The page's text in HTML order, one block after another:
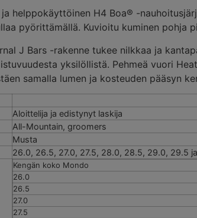
helppokäyttöinen H4 Boa® -
pyörittämällä. Kuvioitu kuminen pohja
J Bars -rakenne tukee nilkkaa ja
yksilöllistä. Pehmeä vuori
samalla lumen ja kosteuden pääsyn
Aloittelija ja edistynyt laskija
All-Mountain, groomers
Musta
26.0, 26.5, 27.0, 27.5, 28.0, 28.5, 29.0, 29.5
Kengän koko Mondo
26.0
26.5
27.0
27.5